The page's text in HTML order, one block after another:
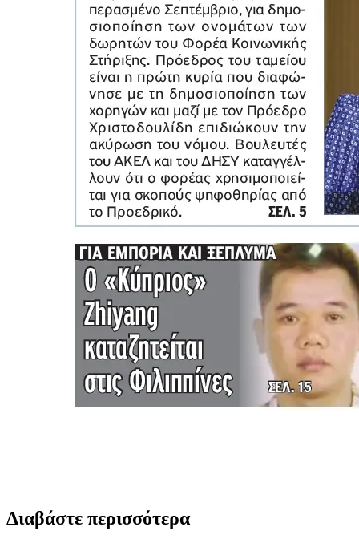
Διαβάστε περισσότερα